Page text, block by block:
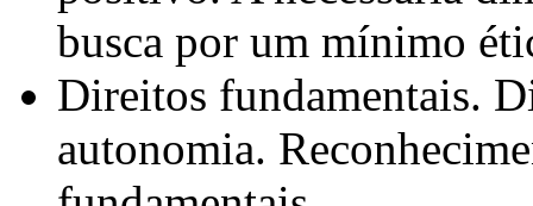
busca por um mínimo
Direitos fundamentais.
autonomia.